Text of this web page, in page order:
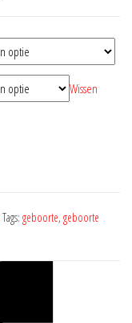
Wissen
Tags: geboorte, geboorte